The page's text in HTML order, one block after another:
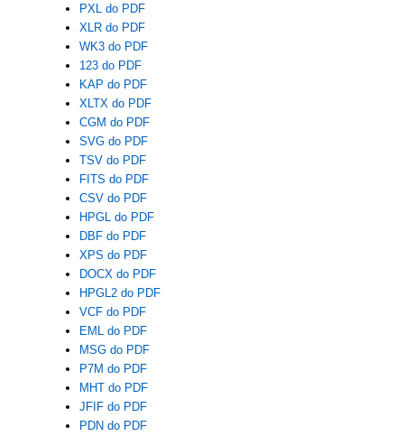
PXL do PDF
XLR do PDF
WK3 do PDF
123 do PDF
KAP do PDF
XLTX do PDF
CGM do PDF
SVG do PDF
TSV do PDF
FITS do PDF
CSV do PDF
HPGL do PDF
DBF do PDF
XPS do PDF
DOCX do PDF
HPGL2 do PDF
VCF do PDF
EML do PDF
MSG do PDF
P7M do PDF
MHT do PDF
JFIF do PDF
PDN do PDF